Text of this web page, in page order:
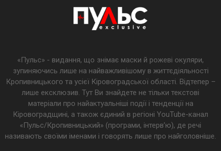
«Пульс» - видання, що знімає маски й рожеві окуляри,
зупиняючись лише на найважливішому в життєдіяльності
Кропивницького та усієї Кіровоградської області. Відтепер –
лише ексклюзив. Тут Ви знайдете не тільки текстові
матеріали про найактуальніші події і тенденції на
Кіровоградщині, а також єдиний в регіоні YouTube-канал
«Пульс/Кропивницький» (програми, інтерв’ю), де речі
називають своїми іменами і говорять лише про найголовніше.